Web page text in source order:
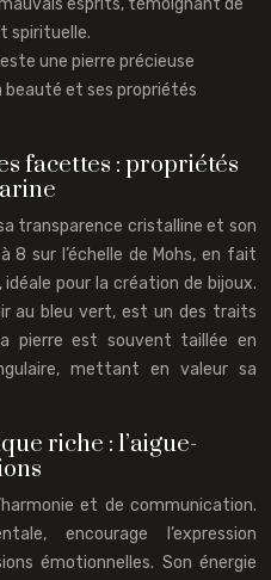
esprits, témoignant de
spirituelle.
une pierre précieuse
beauté et ses propriétés
facettes : propriétés
transparence cristalline et son
8 sur l’échelle de Mohs, en fait
pour la création de bijoux.
au bleu vert, est un des traits
pierre est souvent taillée en
mettant en valeur sa
riche : l’aigue-
et de communication.
encourage l’expression
émotionnelles. Son énergie